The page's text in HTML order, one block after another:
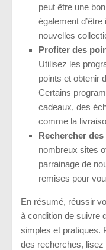
peut être une
également
nouvelles
Profiter des
Utilisez les
points et obtenir
Certains
cadeaux, des
comme la
Rechercher
nombreux sites
parrainage de
remises pour
En résumé, réussir
à condition de suivre
simples et pratiques.
des recherches,